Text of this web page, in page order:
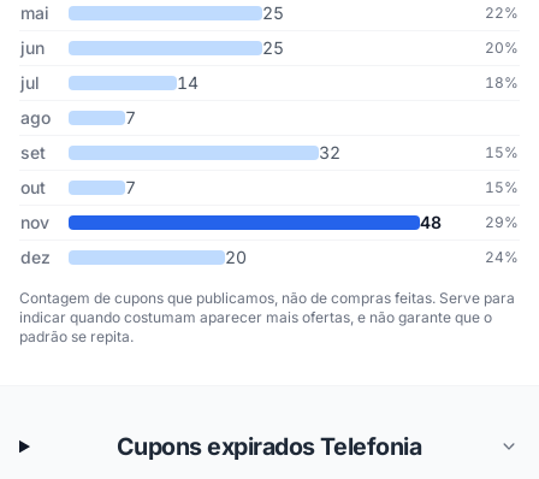
mai 25 22%
jun 25 20%
jul 14 18%
ago
7
set
32 15%
out 7 15%
nov 48 29%
dez 20 24%
Contagem de cupons que publicamos, não de compras feitas. Serve para
indicar quando costumam aparecer mais ofertas, e não garante que o
padrão se repita.
Cupons expirados Telefonia